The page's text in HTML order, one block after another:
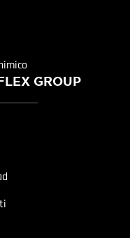
GROUP